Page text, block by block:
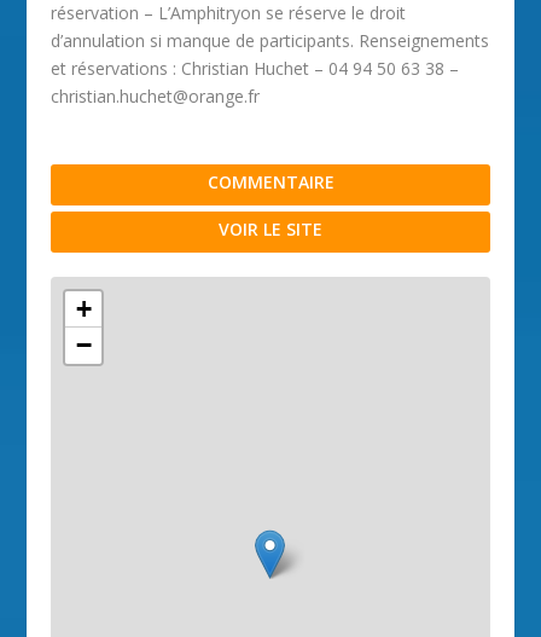
réservation – L’Amphitryon se réserve le droit
d’annulation si manque de participants. Renseignements
et réservations : Christian Huchet – 04 94 50 63 38 –
christian.huchet@orange.fr
COMMENTAIRE
VOIR LE SITE
+
−